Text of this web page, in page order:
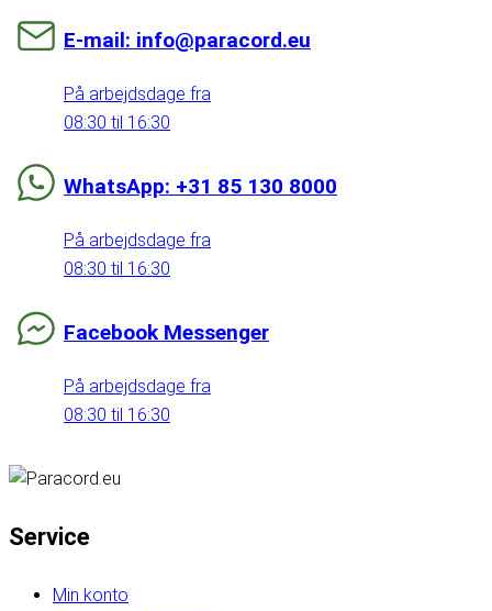
E-mail: info@paracord.eu
På arbejdsdage fra
08:30 til 16:30
WhatsApp: +31 85 130 8000
På arbejdsdage fra
08:30 til 16:30
Facebook Messenger
På arbejdsdage fra
08:30 til 16:30
Service
Min konto